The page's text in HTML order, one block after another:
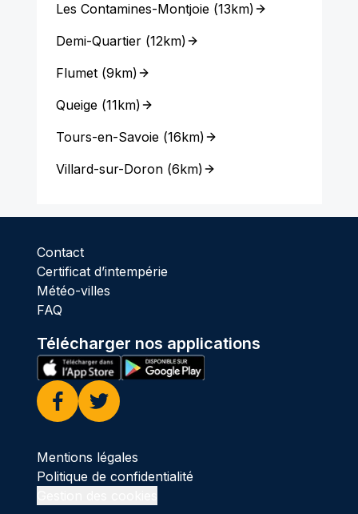
Les Contamines-Montjoie(13km)
Demi-Quartier(12km)
Flumet(9km)
Queige(11km)
Tours-en-Savoie(16km)
Villard-sur-Doron(6km)
Contact
Certificat d’intempérie
Météo-villes
FAQ
Télécharger nos applications
Facebook
Twitter
Mentions légales
Politique de confidentialité